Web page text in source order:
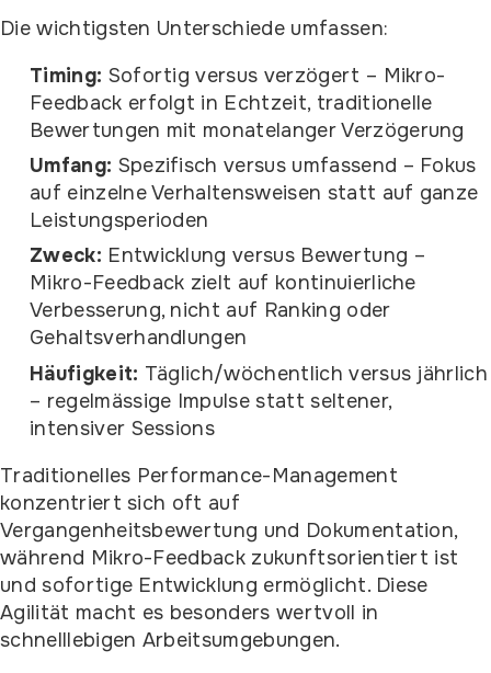
Die wichtigsten Unterschiede umfassen:
Timing: Sofortig versus verzögert – Mikro-
Feedback erfolgt in Echtzeit, traditionelle
Bewertungen mit monatelanger Verzögerung
Umfang: Spezifisch versus umfassend – Fokus
auf einzelne Verhaltensweisen statt auf ganze
Leistungsperioden
Zweck: Entwicklung versus Bewertung –
Mikro-Feedback zielt auf kontinuierliche
Verbesserung, nicht auf Ranking oder
Gehaltsverhandlungen
Häufigkeit: Täglich/wöchentlich versus jährlich
– regelmässige Impulse statt seltener,
intensiver Sessions
Traditionelles Performance-Management
konzentriert sich oft auf
Vergangenheitsbewertung und Dokumentation,
während Mikro-Feedback zukunftsorientiert ist
und sofortige Entwicklung ermöglicht. Diese
Agilität macht es besonders wertvoll in
schnelllebigen Arbeitsumgebungen.